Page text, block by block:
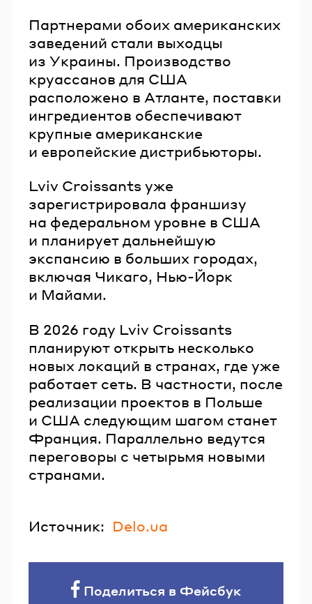
Партнерами обоих американских
заведений стали выходцы
из Украины. Производство
круассанов для США
расположено в Атланте, поставки
ингредиентов обеспечивают
крупные американские
и европейские дистрибьюторы.
Lviv Croissants уже
зарегистрировала франшизу
на федеральном уровне в США
и планирует дальнейшую
экспансию в больших городах,
включая Чикаго, Нью-Йорк
и Майами.
В 2026 году Lviv Croissants
планируют открыть несколько
новых локаций в странах, где уже
работает сеть. В частности, после
реализации проектов в Польше
и США следующим шагом станет
Франция. Параллельно ведутся
переговоры с четырьмя новыми
странами.
Источник: Delo.ua
Поделиться в Фейсбук